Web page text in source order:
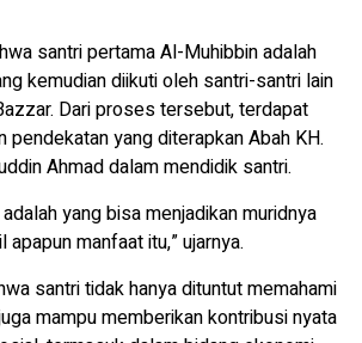
santri pertama Al-Muhibbin adalah
kemudian diikuti oleh santri-santri lain
Dari proses tersebut, terdapat
pendekatan yang diterapkan Abah KH.
Ahmad dalam mendidik santri.
yang bisa menjadikan muridnya
manfaat itu,” ujarnya.
santri tidak hanya dituntut memahami
mampu memberikan kontribusi nyata